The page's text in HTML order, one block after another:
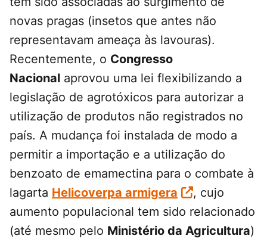
novas pragas (insetos que antes não
representavam ameaça às lavouras).
Recentemente, o Congresso
Nacional aprovou uma lei flexibilizando a
legislação de agrotóxicos para autorizar a
utilização de produtos não registrados no
país. A mudança foi instalada de modo a
permitir a importação e a utilização do
benzoato de emamectina para o combate à
lagarta Helicoverpa armigera
, cujo
aumento populacional tem sido relacionado
(até mesmo pelo Ministério da Agricultura)